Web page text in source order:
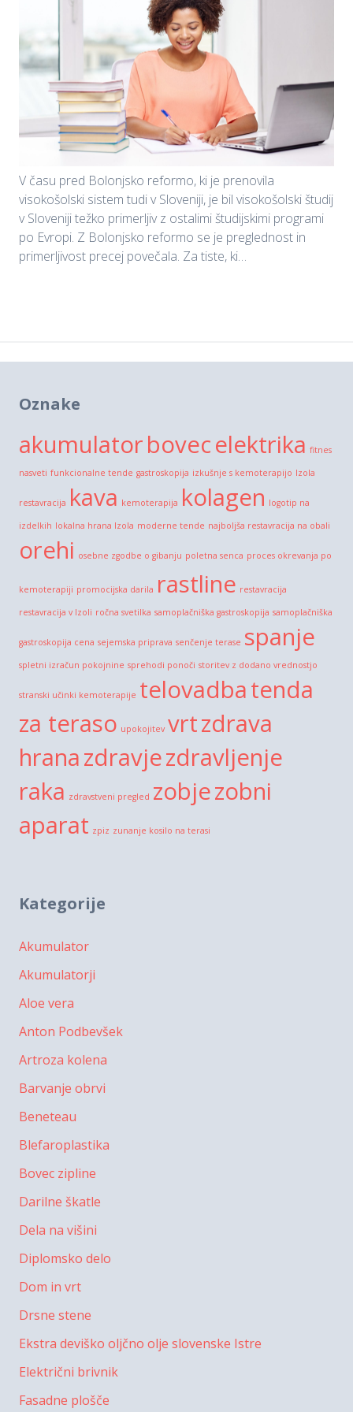
V času pred Bolonjsko reformo, ki je prenovila
visokošolski sistem tudi v Sloveniji, je bil visokošolski študij
v Sloveniji težko primerljiv z ostalimi študijskimi programi
po Evropi. Z Bolonjsko reformo se je preglednost in
primerljivost precej povečala. Za tiste, ki…
Oznake
akumulatorbovecelektrika fitnes
nasveti funkcionalne tende gastroskopija izkušnje s kemoterapijo Izola
restavracija kava kemoterapija kolagen logotip na
izdelkih lokalna hrana Izola moderne tende najboljša restavracija na obali
orehi osebne zgodbe o gibanju poletna senca proces okrevanja po
kemoterapiji promocijska darila rastline restavracija
restavracija v Izoli ročna svetilka samoplačniška gastroskopija samoplačniška
gastroskopija cena sejemska priprava senčenje terase spanje
spletni izračun pokojnine sprehodi ponoči storitev z dodano vrednostjo
stranski učinki kemoterapije telovadbatenda
za teraso upokojitev vrtzdrava
hranazdravjezdravljenje
raka zdravstveni pregled zobjezobni
aparat zpiz zunanje kosilo na terasi
Kategorije
Akumulator
Akumulatorji
Aloe vera
Anton Podbevšek
Artroza kolena
Barvanje obrvi
Beneteau
Blefaroplastika
Bovec zipline
Darilne škatle
Dela na višini
Diplomsko delo
Dom in vrt
Drsne stene
Ekstra deviško oljčno olje slovenske Istre
Električni brivnik
Fasadne plošče